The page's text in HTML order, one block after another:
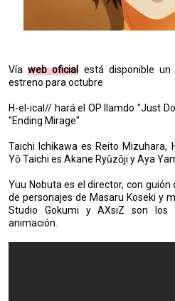
Víaweb oficial
está disponible
estreno para octubre
H-el-ical// hará el OP llamdo "Just
"Ending Mirage"
Taichi Ichikawa es Reito Mizuhara,
Yō Taichi es Akane Ryūzōji y Aya
Yuu Nobuta es el director, con guión
de personajes de Masaru Koseki y
Studio Gokumi y AXsiZ son los
animación.